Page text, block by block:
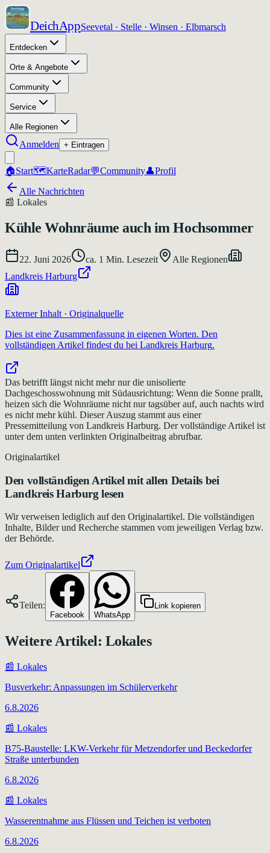
DeichAppSeevetal · Stelle · Winsen · Elbmarsch
Entdecken
Orte & Angebote
Community
Service
Alle Regionen
Anmelden + Eintragen
🏠Start🗺️KarteRadar💬Community👤Profil
Alle Nachrichten
📰 Lokales
Kühle Wohnräume auch im Hochsommer
22. Juni 2026 ca. 1 Min. Lesezeit
Alle Regionen
Landkreis Harburg
Externer Inhalt · Originalquelle
Dies ist eine Zusammenfassung in eigenen Worten. Den
vollständigen Artikel findest du bei Landkreis Harburg.
Das betrifft längst nicht mehr nur die unisolierte
Dachgeschosswohnung mit Südausrichtung: Wenn die Sonne prallt,
heizen sich die Wohnräume nicht nur tagsüber auf, auch nachts wird
es nicht mehr kühl. Dieser Auszug stammt aus einer
Pressemitteilung von Landkreis Harburg. Der vollständige Artikel ist
unter dem unten verlinkten Originalbeitrag abrufbar.
Originalartikel
Den vollständigen Artikel mit allen Details bei
Landkreis Harburg lesen
Wir verweisen lediglich auf den Originalartikel. Die vollständigen
Inhalte, Bilder und Recherche stammen vom jeweiligen Verlag bzw.
der Behörde.
Zum Originalartikel
Teilen:
Facebook WhatsApp
Link kopieren
Weitere Artikel: Lokales
📰 Lokales
Busverkehr: Anpassungen im Schülerverkehr
6.8.2026
📰 Lokales
B75-Baustelle: LKW-Verkehr für Metzendorfer und Beckedorfer
Straße unterbunden
6.8.2026
📰 Lokales
Wasserentnahme aus Flüssen und Teichen ist verboten
6.8.2026